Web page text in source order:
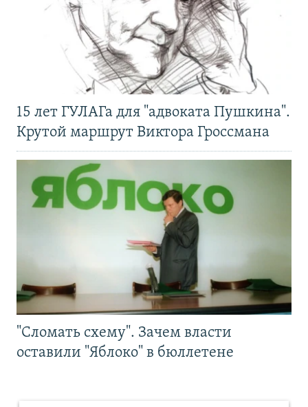
15 лет ГУЛАГа для "адвоката Пушкина".
Крутой маршрут Виктора Гроссмана
"Сломать схему". Зачем власти
оставили "Яблоко" в бюллетене